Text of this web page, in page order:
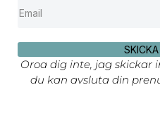
SKICKA
Oroa dig inte, jag skickar
du kan avsluta din